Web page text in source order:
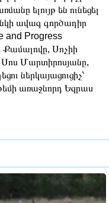
ելույթ են ունեցել
ավագ գործադիր
and Progress
Սոչիի
Մարտիրոսյանը,
ներկայացուցիչ՝
առաջնորդ Եզրաս